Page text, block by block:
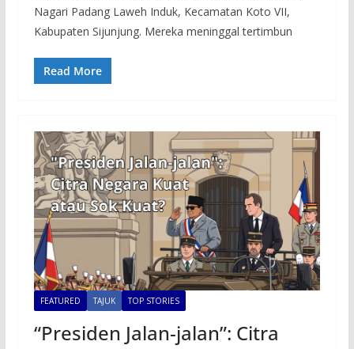
Nagari Padang Laweh Induk, Kecamatan Koto VII,
Kabupaten Sijunjung. Mereka meninggal tertimbun
Read More
FEATURED TAJUK TOP STORIES
“Presiden Jalan-jalan”: Citra